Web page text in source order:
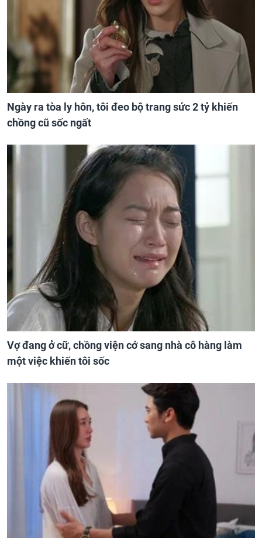
Ngày ra tòa ly hôn, tôi đeo bộ trang sức 2 tỷ khiến
chồng cũ sốc ngất
Vợ đang ở cữ, chồng viện cớ sang nhà cô hàng làm
một việc khiến tôi sốc